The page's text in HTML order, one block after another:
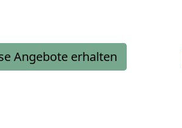
Angebote erhalten